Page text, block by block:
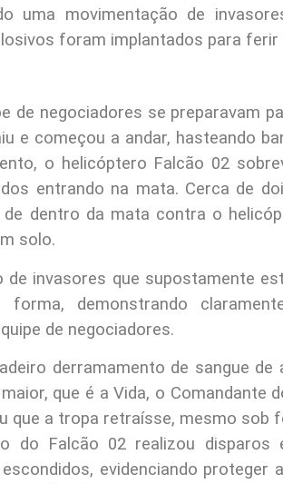
uma movimentação de
foram implantados para ferir
de negociadores se preparavam
e começou a andar, hasteando
o helicóptero Falcão 02
entrando na mata. Cerca de
dentro da mata contra o
solo.
de invasores que supostamente
forma, demonstrando
de negociadores.
derramamento de sangue
que é a Vida, o Comandante
que a tropa retraísse, mesmo sob
do Falcão 02 realizou
evidenciando proteger